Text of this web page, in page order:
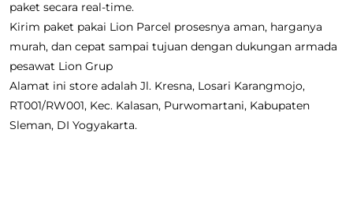
paket secara real-time.
Kirim paket pakai Lion Parcel prosesnya aman, harganya
murah, dan cepat sampai tujuan dengan dukungan armada
pesawat Lion Grup
Alamat ini store adalah Jl. Kresna, Losari Karangmojo,
RT001/RW001, Kec. Kalasan, Purwomartani, Kabupaten
Sleman, DI Yogyakarta.